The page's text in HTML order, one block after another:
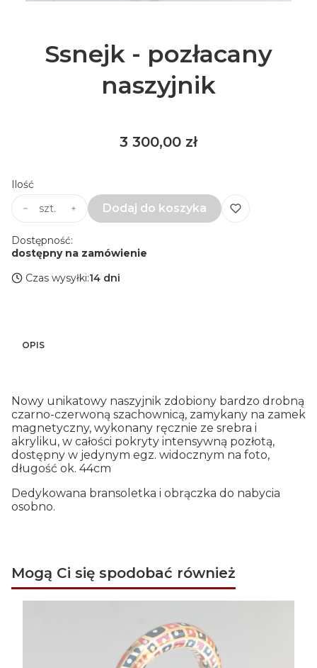
Ssnejk - pozłacany
naszyjnik
Cena
3 300,00 zł
Ilość
szt.
Dodaj do koszyka
Dostępność:
dostępny na zamówienie
Czas wysyłki:14 dni
OPIS
Nowy unikatowy naszyjnik zdobiony bardzo drobną
czarno-czerwoną szachownicą, zamykany na zamek
magnetyczny, wykonany ręcznie ze srebra i
akryliku, w całości pokryty intensywną pozłotą,
dostępny w jedynym egz. widocznym na foto,
długość ok. 44cm
Dedykowana bransoletka i obrączka do nabycia
osobno.
Mogą Ci się spodobać również